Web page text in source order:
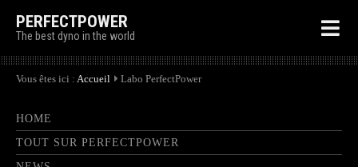
PERFECTPOWER
The best dyno in the world
Vous êtes ici : Accueil Labo PerfectPower
HOME
TOUT SUR PERFECTPOWER